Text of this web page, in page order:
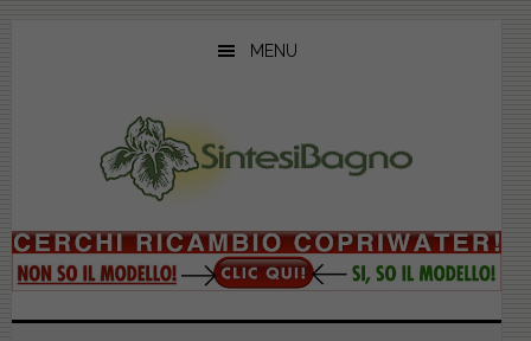
MENU